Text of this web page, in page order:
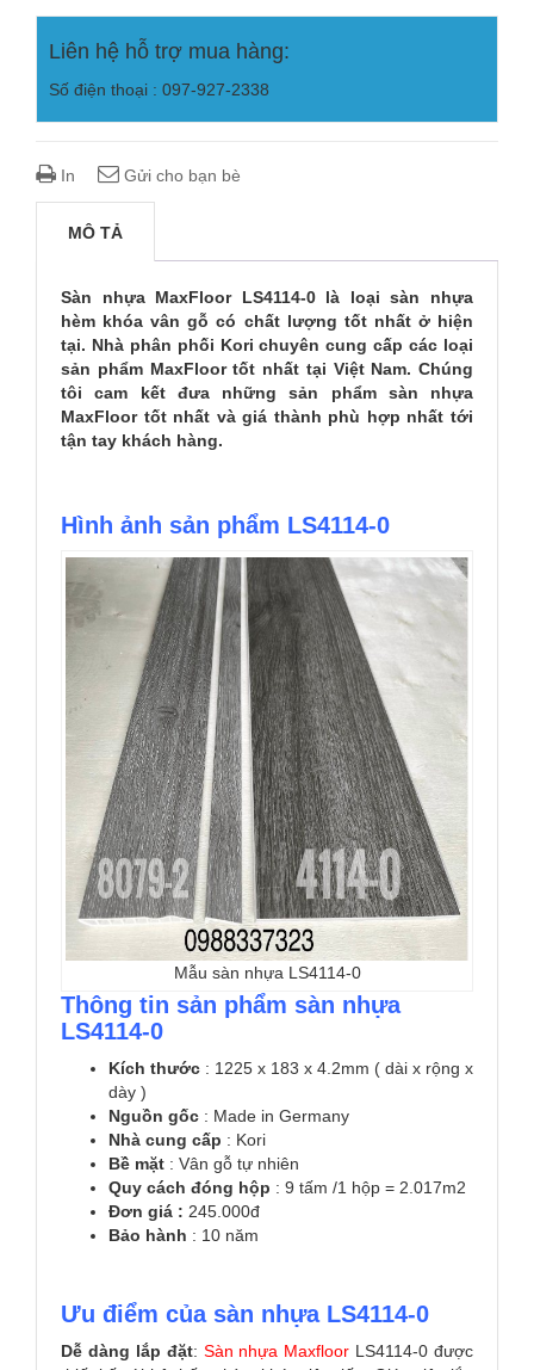
Liên hệ hỗ trợ mua hàng:
Số điện thoại : 097-927-2338
In Gửi cho bạn bè
MÔ TẢ
Sàn nhựa MaxFloor LS4114-0 là loại sàn nhựa
hèm khóa vân gỗ có chất lượng tốt nhất ở hiện
tại. Nhà phân phối Kori chuyên cung cấp các loại
sản phẩm MaxFloor tốt nhất tại Việt Nam. Chúng
tôi cam kết đưa những sản phẩm sàn nhựa
MaxFloor tốt nhất và giá thành phù hợp nhất tới
tận tay khách hàng.
Hình ảnh sản phẩm LS4114-0
Mẫu sàn nhựa LS4114-0
Thông tin sản phẩm sàn nhựa
LS4114-0
Kích thước : 1225 x 183 x 4.2mm ( dài x rộng x
dày )
Nguồn gốc : Made in Germany
Nhà cung cấp : Kori
Bề mặt : Vân gỗ tự nhiên
Quy cách đóng hộp : 9 tấm /1 hộp = 2.017m2
Đơn giá : 245.000đ
Bảo hành : 10 năm
Ưu điểm của sàn nhựa LS4114-0
Dễ dàng lắp đặt: Sàn nhựa Maxfloor LS4114-0 được